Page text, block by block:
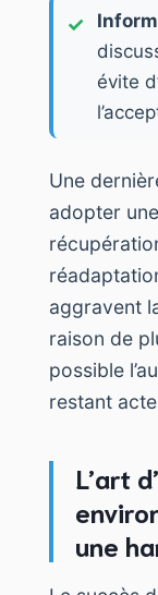
évite
Une
adopter
aggravent
raison de
possible
restant
L’art
une